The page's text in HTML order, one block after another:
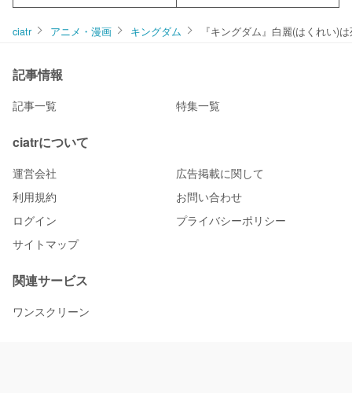
ciatr アニメ・漫画 キングダム 『キングダム』白麗(はくれい)
記事情報
記事一覧 特集一覧
ciatrについて
運営会社
広告掲載に関して
利用規約
お問い合わせ
ログイン
プライバシーポリシー
サイトマップ
関連サービス
ワンスクリーン